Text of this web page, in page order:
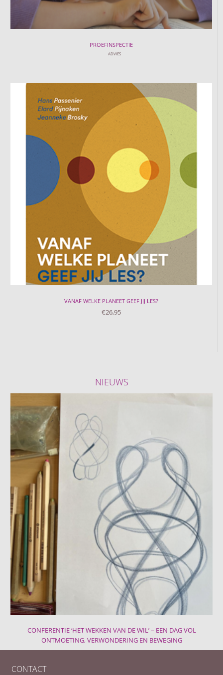
PROEFINSPECTIE
ADVIES
VANAF WELKE PLANEET GEEF JIJ LES?
€26,95
NIEUWS
CONFERENTIE ‘HET WEKKEN VAN DE WIL’ – EEN DAG VOL
ONTMOETING, VERWONDERING EN BEWEGING
CONTACT